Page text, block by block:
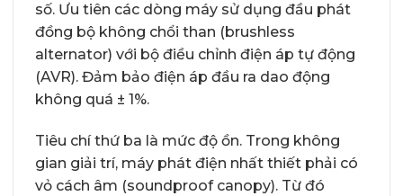
số. Ưu tiên các dòng máy sử dụng đầu phát
đồng bộ không chổi than (brushless
alternator) với bộ điều chỉnh điện áp tự động
(AVR). Đảm bảo điện áp đầu ra dao động
không quá ± 1%.
Tiêu chí thứ ba là mức độ ồn. Trong không
gian giải trí, máy phát điện nhất thiết phải có
vỏ cách âm (soundproof canopy). Từ đó